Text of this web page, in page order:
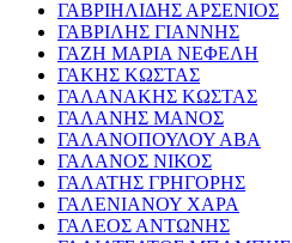
ΓΑΒΡΙΗΛΙΔΗΣ ΑΡΣΕΝΙΟΣ
ΓΑΒΡΙΛΗΣ ΓΙΑΝΝΗΣ
ΓΑΖΗ ΜΑΡΙΑ ΝΕΦΕΛΗ
ΓΑΚΗΣ ΚΩΣΤΑΣ
ΓΑΛΑΝΑΚΗΣ ΚΩΣΤΑΣ
ΓΑΛΑΝΗΣ ΜΑΝΟΣ
ΓΑΛΑΝΟΠΟΥΛΟΥ ΑΒΑ
ΓΑΛΑΝΟΣ ΝΙΚΟΣ
ΓΑΛΑΤΗΣ ΓΡΗΓΟΡΗΣ
ΓΑΛΕΝΙΑΝΟΥ ΧΑΡΑ
ΓΑΛΕΟΣ ΑΝΤΩΝΗΣ